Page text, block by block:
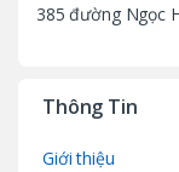
385 đường Ngọc
Thông Tin
Giới thiệu